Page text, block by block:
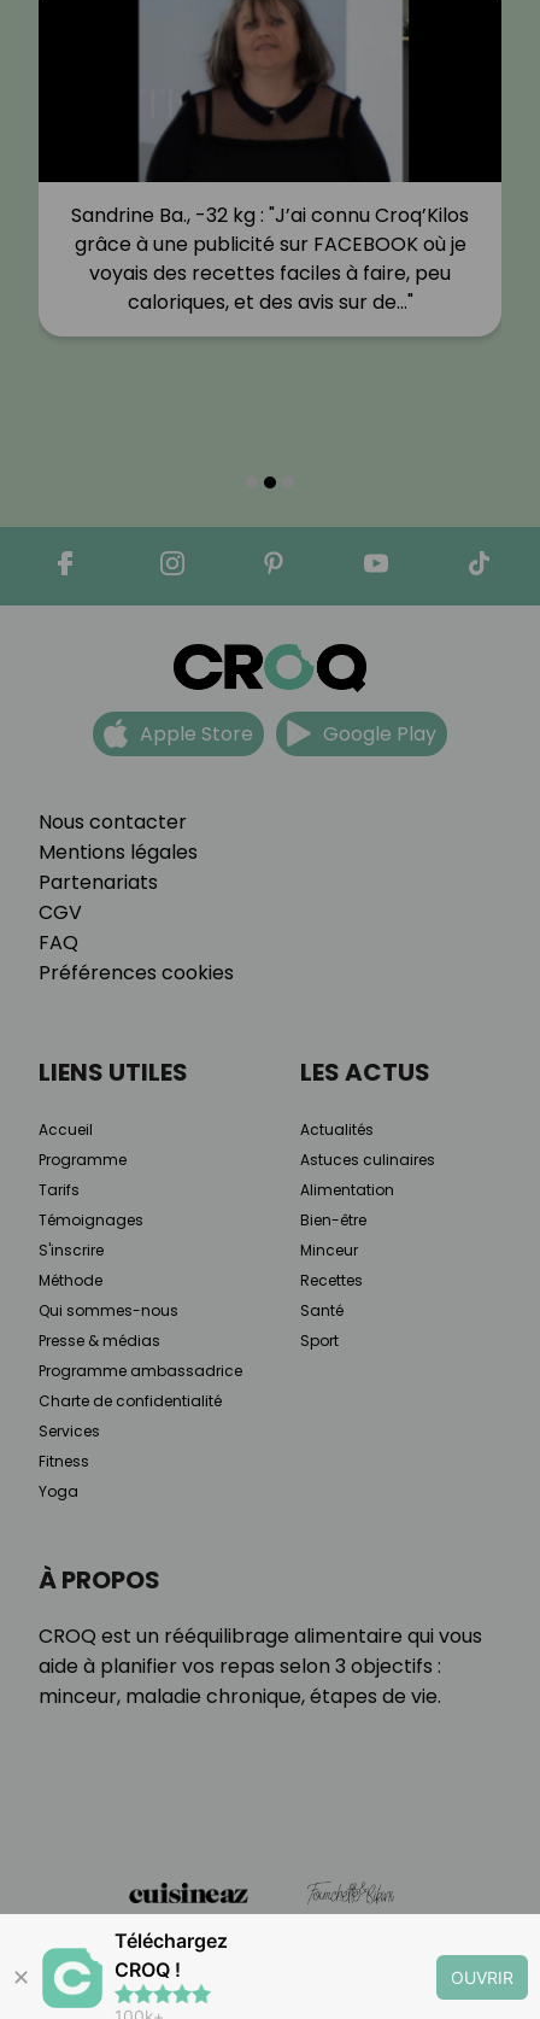
Sandrine Ba., -32 kg : "J’ai connu Croq’Kilos
grâce à une publicité sur FACEBOOK où je
voyais des recettes faciles à faire, peu
caloriques, et des avis sur de…"
Nous contacter
Mentions légales
Partenariats
CGV
FAQ
Préférences cookies
Apple Store Google Play
À PROPOS
CROQ est un rééquilibrage alimentaire qui vous
aide à planifier vos repas selon 3 objectifs :
minceur, maladie chronique, étapes de vie.
LIENS UTILES
Accueil
Programme
Tarifs
Témoignages
S'inscrire
Méthode
Qui sommes-nous
Presse & médias
Programme ambassadrice
Charte de confidentialité
Services
Fitness
Yoga
LES ACTUS
Actualités
Astuces culinaires
Alimentation
Bien-être
Minceur
Recettes
Santé
Sport
✕
Téléchargez
CROQ !
OUVRIR